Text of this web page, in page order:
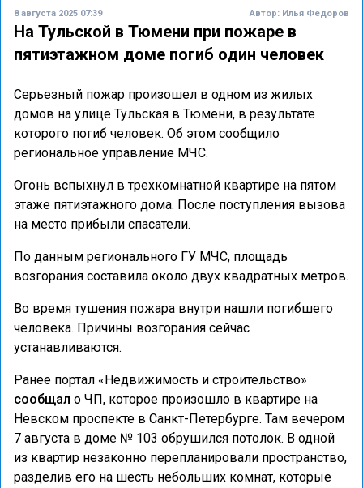
8 августа 2025 07:39 Автор: Илья Федоров
На Тульской в Тюмени при пожаре в
пятиэтажном доме погиб один человек
Серьезный пожар произошел в одном из жилых
домов на улице Тульская в Тюмени, в результате
которого погиб человек. Об этом сообщило
региональное управление МЧС.
Огонь вспыхнул в трехкомнатной квартире на пятом
этаже пятиэтажного дома. После поступления вызова
на место прибыли спасатели.
По данным регионального ГУ МЧС, площадь
возгорания составила около двух квадратных метров.
Во время тушения пожара внутри нашли погибшего
человека. Причины возгорания сейчас
устанавливаются.
Ранее портал «Недвижимость и строительство»
сообщал о ЧП, которое произошло в квартире на
Невском проспекте в Санкт-Петербурге. Там вечером
7 августа в доме № 103 обрушился потолок. В одной
из квартир незаконно перепланировали пространство,
разделив его на шесть небольших комнат, которые